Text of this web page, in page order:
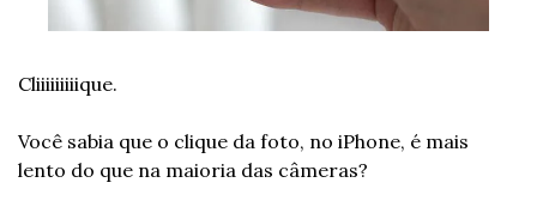
Cliiiiiiiiique.
Você sabia que o clique da foto, no iPhone, é mais
lento do que na maioria das câmeras?